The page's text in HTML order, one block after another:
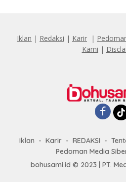
Iklan | Redaksi | Karir |
Kami |
Iklan Karir REDAKSI
Pedoman Media
bohusami.id © 2023 | PT.